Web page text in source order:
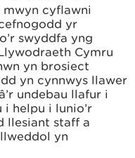
cyflawni
yr
swyddfa yng
Cymru
yn brosiect
yn cynnwys llawer
undebau llafur i
helpu i lunio’r
llesiant staff a
yn